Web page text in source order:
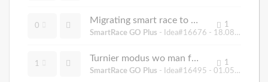
0
Migrating smart race to new device
SmartRace GO Plus - Idea#16676 - 18.08.2023, 14:44
1
1
Turnier modus wo man fahrer und autos auswählen kann und dann ein Tirnier machen
SmartRace GO Plus - Idea#16495 - 01.05.2023, 12:48
1